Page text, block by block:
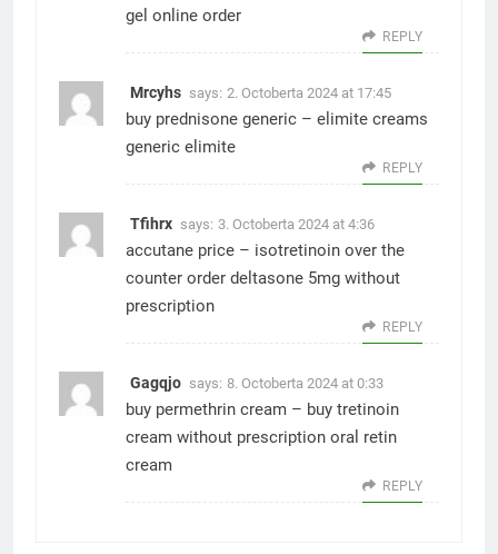
gel online order
REPLY
Mrcyhs says: 2. Octoberta 2024 at 17:45
buy prednisone generic – elimite creams
generic elimite
REPLY
Tfihrx says: 3. Octoberta 2024 at 4:36
accutane price – isotretinoin over the
counter order deltasone 5mg without
prescription
REPLY
Gagqjo says: 8. Octoberta 2024 at 0:33
buy permethrin cream – buy tretinoin
cream without prescription oral retin
cream
REPLY